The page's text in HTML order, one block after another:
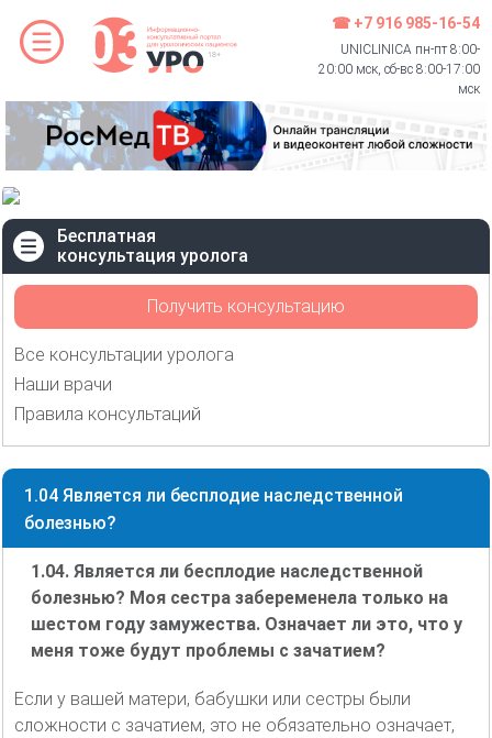
☎ +7 916 985-16-54
UNICLINICA пн-пт 8:00-
20:00 мск, сб-вс 8:00-17:00
мск
Бесплатная
консультация уролога
Получить консультацию
Все консультации уролога
Наши врачи
Правила консультаций
1.04 Является ли бесплодие наследственной
болезнью?
1.04. Является ли бесплодие наследственной
болезнью? Моя сестра забеременела только на
шестом году замужества. Означает ли это, что у
меня тоже будут проблемы с зачатием?
Если у вашей матери, бабушки или сестры были
сложности с зачатием, это не обязательно означает,